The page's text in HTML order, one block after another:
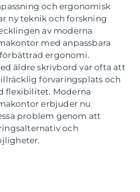
och ergonomisk
ny teknik och forskning
av moderna
med anpassbara
ergonomi.
äldre skrivbord var ofta att
förvaringsplats och
flexibilitet. Moderna
erbjuder nu
problem genom att
och